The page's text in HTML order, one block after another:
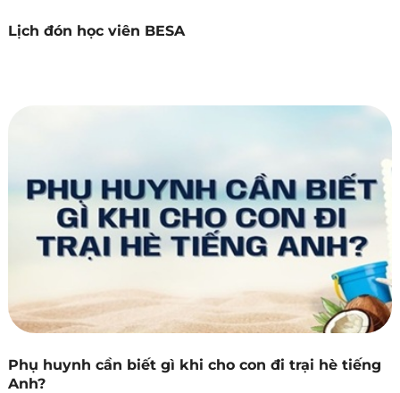
Lịch đón học viên BESA
Phụ huynh cần biết gì khi cho con đi trại hè tiếng
Anh?